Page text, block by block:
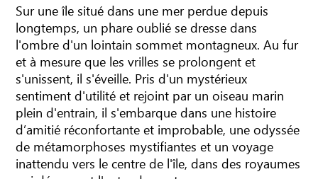
Sur une île situé dans une mer perdue depuis
longtemps, un phare oublié se dresse dans
l'ombre d'un lointain sommet montagneux. Au fur
et à mesure que les vrilles se prolongent et
s'unissent, il s'éveille. Pris d'un mystérieux
sentiment d'utilité et rejoint par un oiseau marin
plein d'entrain, il s'embarque dans une histoire
d’amitié réconfortante et improbable, une odyssée
de métamorphoses mystifiantes et un voyage
inattendu vers le centre de l'île, dans des royaumes